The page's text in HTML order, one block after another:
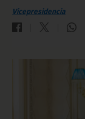
Vicepresidencia